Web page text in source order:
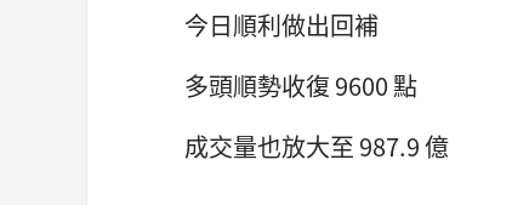
今日順利做出回補
多頭順勢收復 9600 點
成交量也放大至 987.9 億